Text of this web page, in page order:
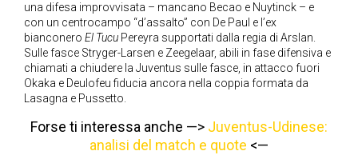
una difesa improvvisata – mancano Becao e Nuytinck – e
con un centrocampo “d’assalto” con De Paul e l’ex
bianconero El Tucu Pereyra supportati dalla regia di Arslan.
Sulle fasce Stryger-Larsen e Zeegelaar, abili in fase difensiva e
chiamati a chiudere la Juventus sulle fasce, in attacco fuori
Okaka e Deulofeu fiducia ancora nella coppia formata da
Lasagna e Pussetto.
Forse ti interessa anche —> Juventus-Udinese:
analisi del match e quote <—